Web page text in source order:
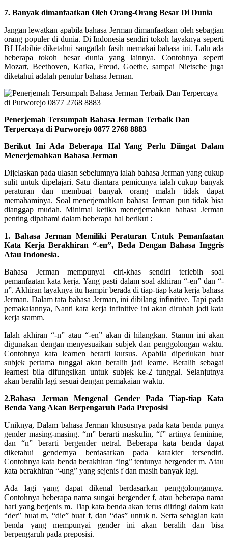
7. Banyak dimanfaatkan Oleh Orang-Orang Besar Di Dunia
Jangan lewatkan apabila bahasa Jerman dimanfaatkan oleh sebagian
orang populer di dunia. Di Indonesia sendiri tokoh layaknya seperti
BJ Habibie diketahui sangatlah fasih memakai bahasa ini. Lalu ada
beberapa tokoh besar dunia yang lainnya. Contohnya seperti
Mozart, Beethoven, Kafka, Freud, Goethe, sampai Nietsche juga
diketahui adalah penutur bahasa Jerman.
Penerjemah Tersumpah Bahasa Jerman Terbaik Dan
Terpercaya di Purworejo 0877 2768 8883
Berikut Ini Ada Beberapa Hal Yang Perlu Diingat Dalam
Menerjemahkan Bahasa Jerman
Dijelaskan pada ulasan sebelumnya ialah bahasa Jerman yang cukup
sulit untuk dipelajari. Satu diantara pemicunya ialah cukup banyak
peraturan dan membuat banyak orang malah tidak dapat
memahaminya. Soal menerjemahkan bahasa Jerman pun tidak bisa
dianggap mudah. Minimal ketika menerjemahkan bahasa Jerman
penting dipahami dalam beberapa hal berikut :
1. Bahasa Jerman Memiliki Peraturan Untuk Pemanfaatan
Kata Kerja Berakhiran “-en”, Beda Dengan Bahasa Inggris
Atau Indonesia.
Bahasa Jerman mempunyai ciri-khas sendiri terlebih soal
pemanfaatan kata kerja. Yang pasti dalam soal akhiran “-en” dan “-
n”. Akhiran layaknya itu hampir berada di tiap-tiap kata kerja bahasa
Jerman. Dalam tata bahasa Jerman, ini dibilang infinitive. Tapi pada
pemakaiannya, Nanti kata kerja infinitive ini akan dirubah jadi kata
kerja stamm.
Ialah akhiran “-n” atau “-en” akan di hilangkan. Stamm ini akan
digunakan dengan menyesuaikan subjek dan penggolongan waktu.
Contohnya kata learnen berarti kursus. Apabila diperlukan buat
subjek pertama tunggal akan beralih jadi learne. Beralih sebagai
learnest bila difungsikan untuk subjek ke-2 tunggal. Selanjutnya
akan beralih lagi sesuai dengan pemakaian waktu.
2.Bahasa Jerman Mengenal Gender Pada Tiap-tiap Kata
Benda Yang Akan Berpengaruh Pada Preposisi
Uniknya, Dalam bahasa Jerman khususnya pada kata benda punya
gender masing-masing. “m” berarti maskulin, “f” artinya feminine,
dan “n” berarti bergender netral. Beberapa kata benda dapat
diketahui gendernya berdasarkan pada karakter tersendiri.
Contohnya kata benda berakhiran “ing” tentunya bergender m. Atau
kata berakhiran “-ung” yang sejenis f dan masih banyak lagi.
Ada lagi yang dapat dikenal berdasarkan penggolongannya.
Contohnya beberapa nama sungai bergender f, atau beberapa nama
hari yang berjenis m. Tiap kata benda akan terus diiringi dalam kata
“der” buat m, “die” buat f, dan “das” untuk n. Serta sebagian kata
benda yang mempunyai gender ini akan beralih dan bisa
berpengaruh pada preposisi.